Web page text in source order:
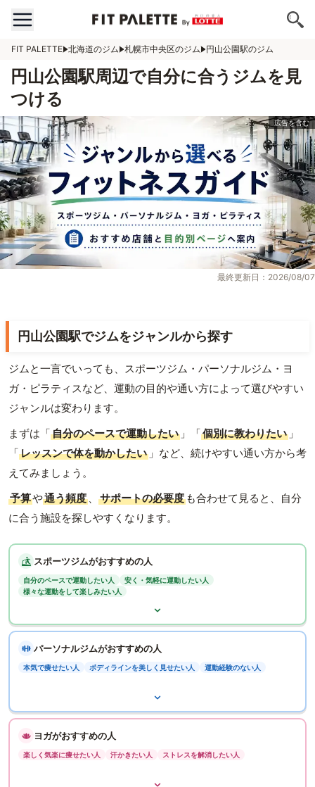
FIT PALETTE 北海道のジム 札幌市中央区のジム 円山公園駅のジム
円山公園駅周辺で自分に合うジムを見
つける
最終更新日：2026/08/07
円山公園駅でジムをジャンルから探す
ジムと一言でいっても、スポーツジム・パーソナルジム・ヨ
ガ・ピラティスなど、運動の目的や通い方によって選びやすい
ジャンルは変わります。
まずは「自分のペースで運動したい 」「個別に教わりたい 」
「レッスンで体を動かしたい 」など、続けやすい通い方から考
えてみましょう。
予算や通う頻度 、 サポートの必要度 も合わせて見ると、自分
に合う施設を探しやすくなります。
スポーツジムがおすすめの人
自分のペースで運動したい人
安く・気軽に運動したい人
様々な運動をして楽しみたい人
パーソナルジムがおすすめの人
本気で痩せたい人 ボディラインを美しく見せたい人 運動経験のない人
ヨガがおすすめの人
楽しく気楽に痩せたい人 汗かきたい人 ストレスを解消したい人